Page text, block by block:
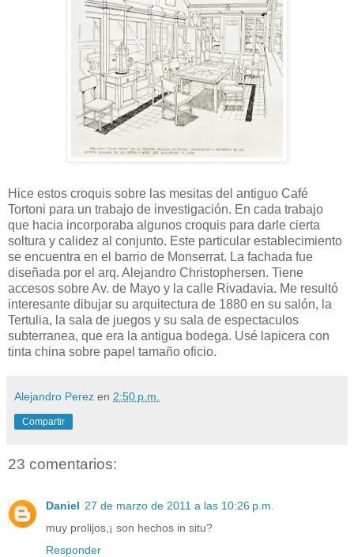
Hice estos croquis sobre las mesitas del antiguo Café
Tortoni para un trabajo de investigación. En cada trabajo
que hacia incorporaba algunos croquis para darle cierta
soltura y calidez al conjunto. Este particular establecimiento
se encuentra en el barrio de Monserrat. La fachada fue
diseñada por el arq. Alejandro Christophersen. Tiene
accesos sobre Av. de Mayo y la calle Rivadavia. Me resultó
interesante dibujar su arquitectura de 1880 en su salón, la
Tertulia, la sala de juegos y su sala de espectaculos
subterranea, que era la antigua bodega. Usé lapicera con
tinta china sobre papel tamaño oficio.
Alejandro Perez en 2:50 p.m.
Compartir
23 comentarios:
Daniel 27 de marzo de 2011 a las 10:26 p.m.
muy prolijos,¡ son hechos in situ?
Responder